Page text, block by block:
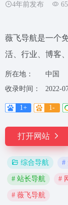
4年前发布
薇飞导航是一个
活、行业、博客
所在地：
中国
收录时间：
2022-
1+ 1-
打开网站
综合导航 #
# 站长导航 #
# 薇飞导航